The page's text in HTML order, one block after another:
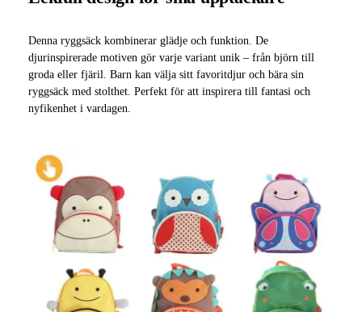
Denna ryggsäck kombinerar glädje och funktion. De
djurinspirerade motiven gör varje variant unik – från björn till
groda eller fjäril. Barn kan välja sitt favoritdjur och bära sin
ryggsäck med stolthet. Perfekt för att inspirera till fantasi och
nyfikenhet i vardagen.